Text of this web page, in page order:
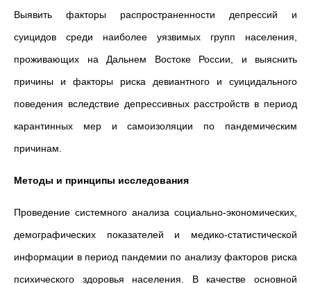
Выявить факторы распространенности депрессий и
суицидов среди наиболее уязвимых групп населения,
проживающих на Дальнем Востоке России, и выяснить
причины и факторы риска девиантного и суицидального
поведения вследствие депрессивных расстройств в период
карантинных мер и самоизоляции по пандемическим
причинам.
Методы и принципы исследования
Проведение системного анализа социально-экономических,
демографических показателей и медико-статистической
информации в период пандемии по анализу факторов риска
психического здоровья населения. В качестве основной